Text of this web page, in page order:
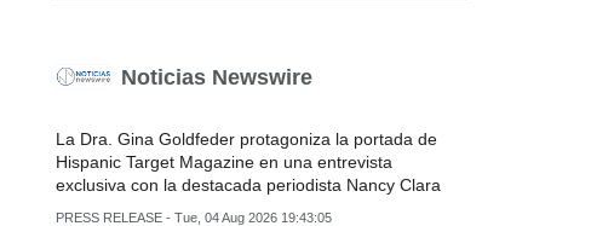
Noticias Newswire
La Dra. Gina Goldfeder protagoniza la portada de
Hispanic Target Magazine en una entrevista
exclusiva con la destacada periodista Nancy Clara
PRESS RELEASE - Tue, 04 Aug 2026 19:43:05